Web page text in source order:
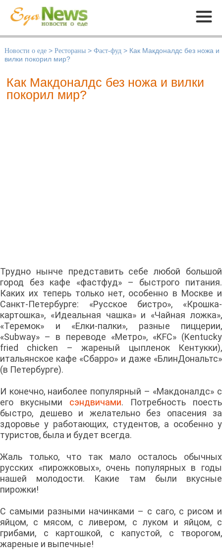
Меню
Новости о еде > Рестораны > Фаст-фуд > Как Макдоналдс без ножа и
вилки покорил мир?
Как Макдоналдс без ножа и вилки
покорил мир?
Трудно нынче представить себе любой большой
город без кафе «фастфуд» – быстрого питания.
Каких их теперь только нет, особенно в Москве и
Санкт-Петербурге: «Русское бистро», «Крошка-
картошка», «Идеальная чашка» и «Чайная ложка»,
«Теремок» и «Елки-палки», разные пиццерии,
«Subway» – в переводе «Метро», «KFC» (Kentucky
fried chicken – жареный цыпленок Кентукки),
итальянское кафе «Сбарро» и даже «БлинДональтс»
(в Петербурге).
И конечно, наиболее популярный – «Макдоналдс» с
его вкусными сэндвичами. Потребность поесть
быстро, дешево и желательно без опасения за
здоровье у работающих, студентов, а особенно у
туристов, была и будет всегда.
Жаль только, что так мало осталось обычных
русских «пирожковых», очень популярных в годы
нашей молодости. Какие там были вкусные
пирожки!
С самыми разными начинками – с саго, с рисом и
яйцом, с мясом, с ливером, с луком и яйцом, с
грибами, с картошкой, с капустой, с творогом,
жареные и выпечные!